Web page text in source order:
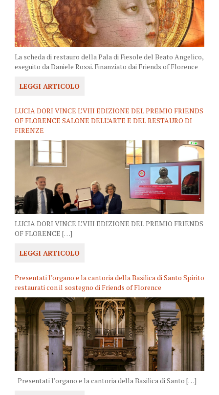
La scheda di restauro della Pala di Fiesole del Beato Angelico,
eseguito da Daniele Rossi. Finanziato dai Friends of Florence
LEGGI ARTICOLO
LUCIA DORI VINCE L’VIII EDIZIONE DEL PREMIO FRIENDS
OF FLORENCE SALONE DELL’ARTE E DEL RESTAURO DI
FIRENZE
LUCIA DORI VINCE L’VIII EDIZIONE DEL PREMIO FRIENDS
OF FLORENCE […]
LEGGI ARTICOLO
Presentati l’organo e la cantoria della Basilica di Santo Spirito
restaurati con il sostegno di Friends of Florence
Presentati l’organo e la cantoria della Basilica di Santo […]